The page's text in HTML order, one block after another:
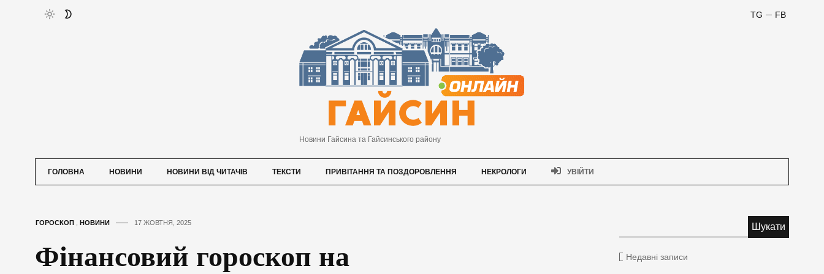
FB
TG
Новини Гайсина та Гайсинського району
ГОЛОВНА НОВИНИ НОВИНИ ВІД ЧИТАЧІВ ТЕКСТИ ПРИВІТАННЯ ТА ПОЗДОРОВЛЕННЯ НЕКРОЛОГИ УВІЙТИ
ГОРОСКОП НОВИНИ 17 ЖОВТНЯ, 2025
Фінансовий гороскоп на
Недавні записи